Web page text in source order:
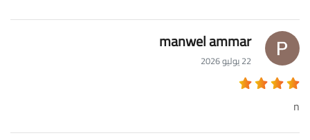
manwel ammar
22 يوليو 2026
n